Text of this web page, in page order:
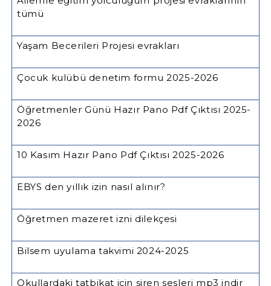
tümü
Yaşam Becerileri Projesi evrakları
Çocuk kulübü denetim formu 2025-2026
Öğretmenler Günü Hazır Pano Pdf Çıktısı 2025-
2026
10 Kasım Hazır Pano Pdf Çıktısı 2025-2026
EBYS den yıllık izin nasıl alınır?
Öğretmen mazeret izni dilekçesi
Bilsem uyulama takvimi 2024-2025
Okullardaki tatbikat için siren sesleri mp3 indir